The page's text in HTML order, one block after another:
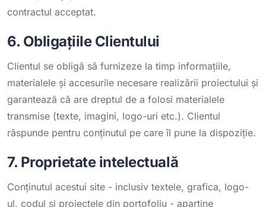
contractul acceptat.
6. Obligațiile Clientului
Clientul se obligă să furnizeze la timp informațiile,
materialele și accesurile necesare realizării proiectului și
garantează că are dreptul de a folosi materialele
transmise (texte, imagini, logo-uri etc.). Clientul
răspunde pentru conținutul pe care îl pune la dispoziție.
7. Proprietate intelectuală
Conținutul acestui site - inclusiv textele, grafica, logo-
ul, codul și proiectele din portofoliu - aparține